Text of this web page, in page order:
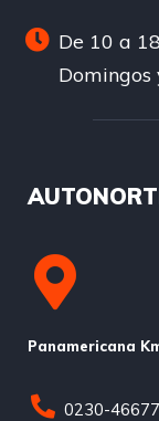
De 10 a
Domingos
Panamericana
0230-